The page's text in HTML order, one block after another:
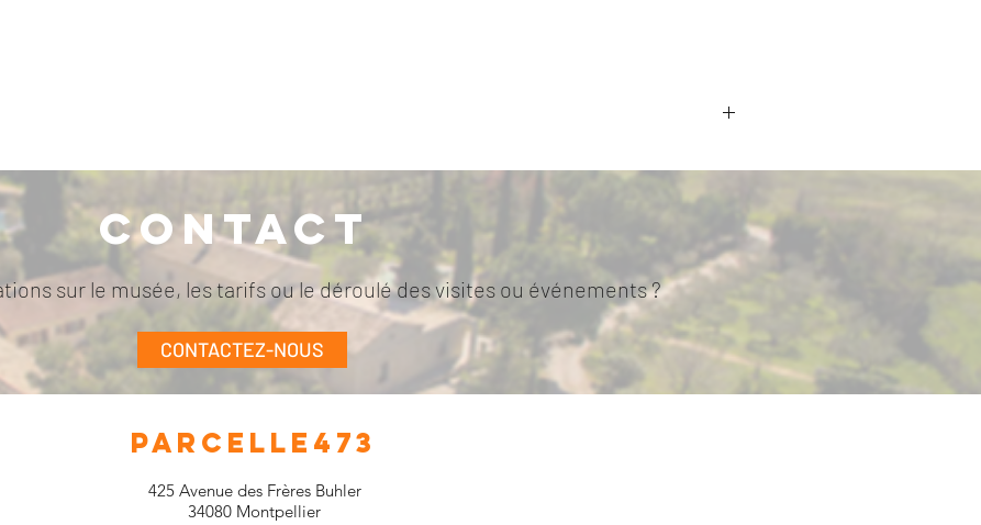
Contact
sur le musée, les tarifs ou le déroulé des visites ou événements ?
CONTACTEZ-NOUS
PARCELLE473
425 Avenue des Frères Buhler
34080 Montpellier